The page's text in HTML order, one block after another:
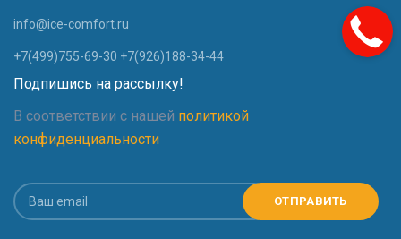
info@ice-comfort.ru
+7(499)755-69-30 +7(926)188-34-44
Подпишись на рассылку!
В соответствии с нашей политикой
конфиденциальности